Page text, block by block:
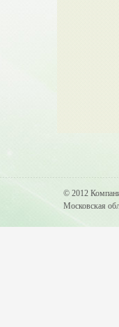
© 2012
Московская